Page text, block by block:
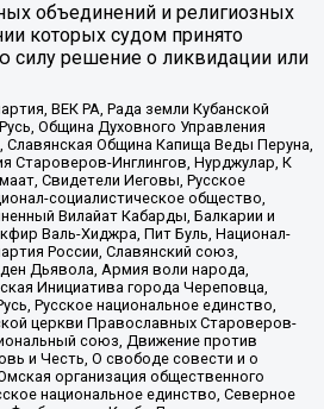
объединений и религиозных
которых судом принято
силу решение о ликвидации или
ВЕК РА, Рада земли Кубанской
Община Духовного Управления
Славянская Община Капища Веды Перуна,
Староверов-Инглингов, Нурджулар, К
Свидетели Иеговы, Русское
социалистическое общество,
Вилайат Кабарды, Балкарии и
Валь-Хиджра, Пит Буль, Национал-
России, Славянский союз,
Дьявола, Армия воли народа,
Инициатива города Череповца,
Русское национальное единство,
церкви Православных Староверов-
союз, Движение против
и Честь, О свободе совести и о
организация общественного
национальное единство, Северное